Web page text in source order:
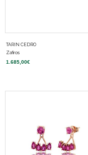
TARIN CEDRO
Zafiros
1.685,00€